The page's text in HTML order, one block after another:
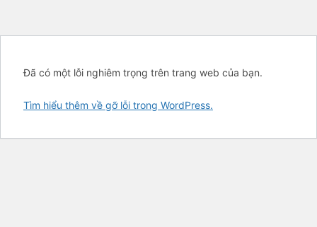
Đã có một lỗi nghiêm trọng trên trang web của bạn.
Tìm hiểu thêm về gỡ lỗi trong WordPress.